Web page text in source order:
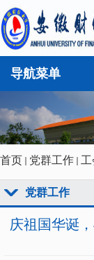
导航菜单
首页 党群工作 工
党群工作
庆祖国华诞